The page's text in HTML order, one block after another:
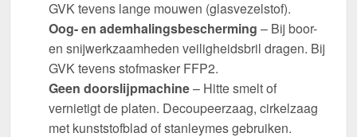
GVK tevens lange mouwen (glasvezelstof).
Oog- en ademhalingsbescherming – Bij boor-
en snijwerkzaamheden veiligheidsbril dragen. Bij
GVK tevens stofmasker FFP2.
Geen doorslijpmachine– Hitte smelt of
vernietigt de platen. Decoupeerzaag, cirkelzaag
met kunststofblad of stanleymes gebruiken.